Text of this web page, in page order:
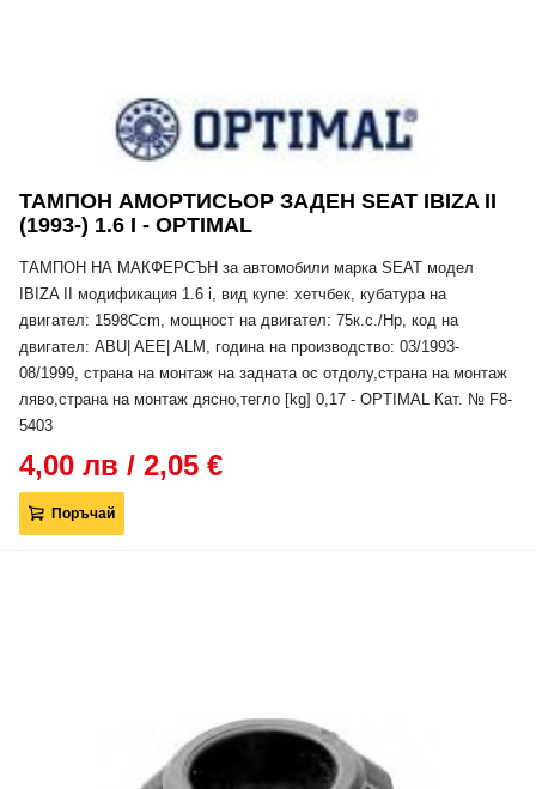
ТАМПОН АМОРТИСЬОР ЗАДЕН SEAT IBIZA II
(1993-) 1.6 I - OPTIMAL
ТАМПОН НА МАКФЕРСЪН за автомобили марка SEAT модел
IBIZA II модификация 1.6 i, вид купе: хетчбек, кубатура на
двигател: 1598Ccm, мощност на двигател: 75к.с./Hp, код на
двигател: ABU| AEE| ALM, година на производство: 03/1993-
08/1999, страна на монтаж на задната ос отдолу,страна на монтаж
ляво,страна на монтаж дясно,тегло [kg] 0,17 - OPTIMAL Кат. № F8-
5403
4,00 лв / 2,05 €
Поръчай